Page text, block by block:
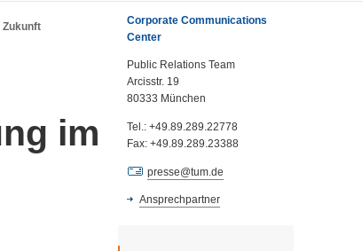
im
Corporate Communications
Center
Public Relations Team
Arcisstr. 19
80333 München
Tel.: +49.89.289.22778
Fax: +49.89.289.23388
presse@tum.de
Ansprechpartner